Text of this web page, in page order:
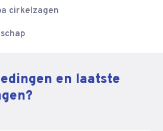
cirkelzagen
en laatste